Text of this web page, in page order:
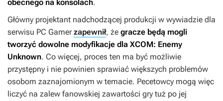
obecnego na konsolach.
Główny projektant nadchodzącej produkcji w wywiadzie dla
serwisu PC Gamerzapewnił, że gracze będą mogli
tworzyć dowolne modyfikacje dla XCOM: Enemy
Unknown. Co więcej, proces ten ma być możliwie
przystępny i nie powinien sprawiać większych problemów
osobom zaznajomionym w temacie. Pecetowcy mogą więc
liczyć na zalew fanowskiej zawartości gry tuż po jej